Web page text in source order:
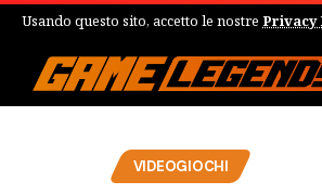
Usando questo sito, accetto le nostre Privacy
VIDEOGIOCHI